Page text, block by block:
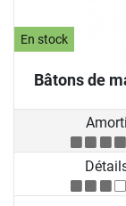
En stock
Bâtons de
Amorti